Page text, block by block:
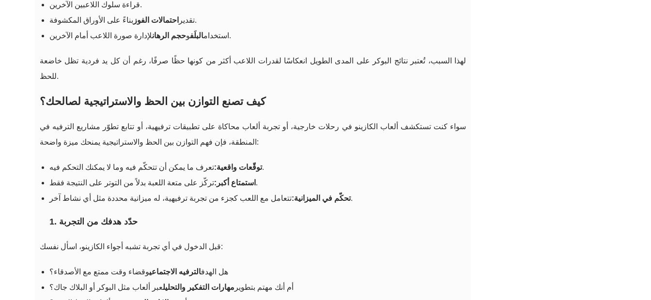
قراءة سلوك اللاعبين الآخرين.
تقدير احتمالات الفوز
بناءً على الأوراق المكشوفة.
استخدامالبلَفوحجم الرهان لإدارة صورة اللاعب أمام الآخرين.
لهذا السبب، تُعتبر نتائج البوكر على المدى الطويل انعكاسًا لقدرات اللاعب أكثر من كونها حظًا صرفًا، رغم أن كل يد فردية تظل خاضعة
للحظ.
كيف تصنع التوازن بين الحظ والاستراتيجية لصالحك؟
سواء كنت تستكشف ألعاب الكازينو في رحلات خارجية، أو تجربة ألعاب محاكاة على تطبيقات ترفيهية، أو تتابع تطوّر مشاريع الترفيه في
المنطقة، فإن فهم التوازن بين الحظ والاستراتيجية يمنحك ميزة واضحة:
توقّعات واقعية:تعرف ما يمكن أن تتحكّم فيه وما لا يمكنك التحكم فيه.
استمتاع أكبر: تركّز على متعة اللعبة بدلاً من التوتر على النتيجة فقط.
تحكّم في الميزانية:تتعامل مع اللعب كجزء من تجربة ترفيهية، له ميزانية محددة مثل أي نشاط آخر.
1. حدّد هدفك من التجربة
قبل الدخول في أي تجربة تشبه أجواء الكازينو، اسأل نفسك:
هل الهدفالترفيه الاجتماعيوقضاء وقت ممتع مع الأصدقاء؟
أم أنك مهتم بتطوير مهارات التفكير والتحليلعبر ألعاب مثل البوكر أو البلاك جاك؟